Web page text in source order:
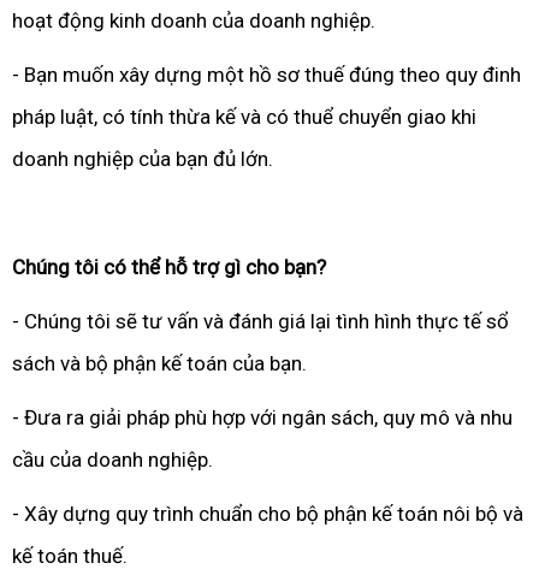
hoạt động kinh doanh của doanh nghiệp.
- Bạn muốn xây dựng một hồ sơ thuế đúng theo quy đinh
pháp luật, có tính thừa kế và có thuể chuyển giao khi
doanh nghiệp của bạn đủ lớn.
Chúng tôi có thể hỗ trợ gì cho bạn?
- Chúng tôi sẽ tư vấn và đánh giá lại tình hình thực tế sổ
sách và bộ phận kế toán của bạn.
- Đưa ra giải pháp phù hợp với ngân sách, quy mô và nhu
cầu của doanh nghiệp.
- Xây dựng quy trình chuẩn cho bộ phận kế toán nôi bộ và
kế toán thuế.